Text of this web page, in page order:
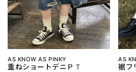
AS KNOW AS PINKY
重ねショートデニＰＴ
AS
裾フ